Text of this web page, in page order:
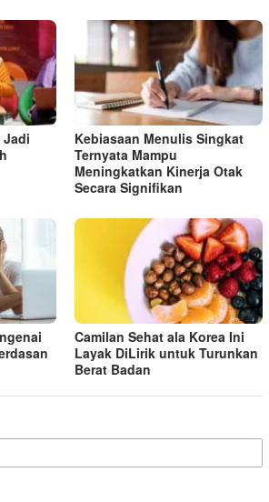
Jadi
Kebiasaan Menulis Singkat
Ternyata Mampu
Meningkatkan Kinerja Otak
Secara Signifikan
Camilan Sehat ala Korea Ini
Layak DiLirik untuk Turunkan
Berat Badan